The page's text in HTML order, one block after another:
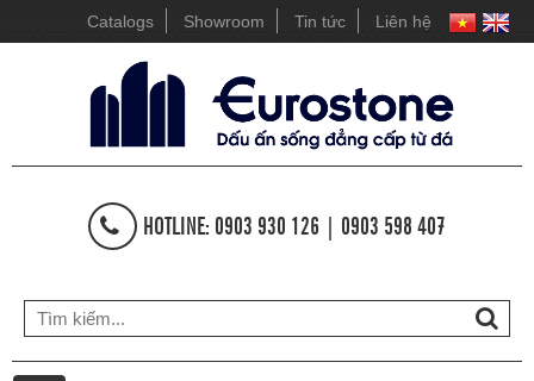
Catalogs Showroom Tin tức Liên hệ
HOTLINE: 0903 930 126 | 0903 598 407